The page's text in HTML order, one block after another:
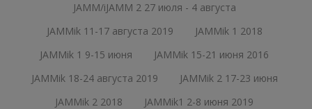
JAMM/iJAMM 2 27 июля - 4 августа
JAMMik 11-17 августа 2019
JAMMik 1 2018
JAMMik 1 9-15 июня
JAMMik 15-21 июня 2016
JAMMik 18-24 августа 2019
JAMMik 2 17-23 июня
JAMMik 2 2018
JAMMik1 2-8 июня 2019